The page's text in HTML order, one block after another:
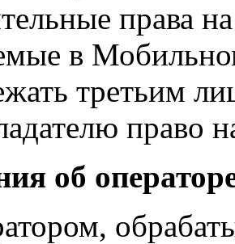
права
в
третьим
право
об